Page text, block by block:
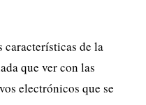
características de la
que ver con las
electrónicos que se